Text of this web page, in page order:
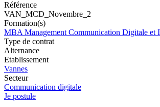
Référence
VAN_MCD_Novembre_2
Formation(s)
MBA Management Communication Digitale et
Type de contrat
Alternance
Etablissement
Vannes
Secteur
Communication digitale
Je postule